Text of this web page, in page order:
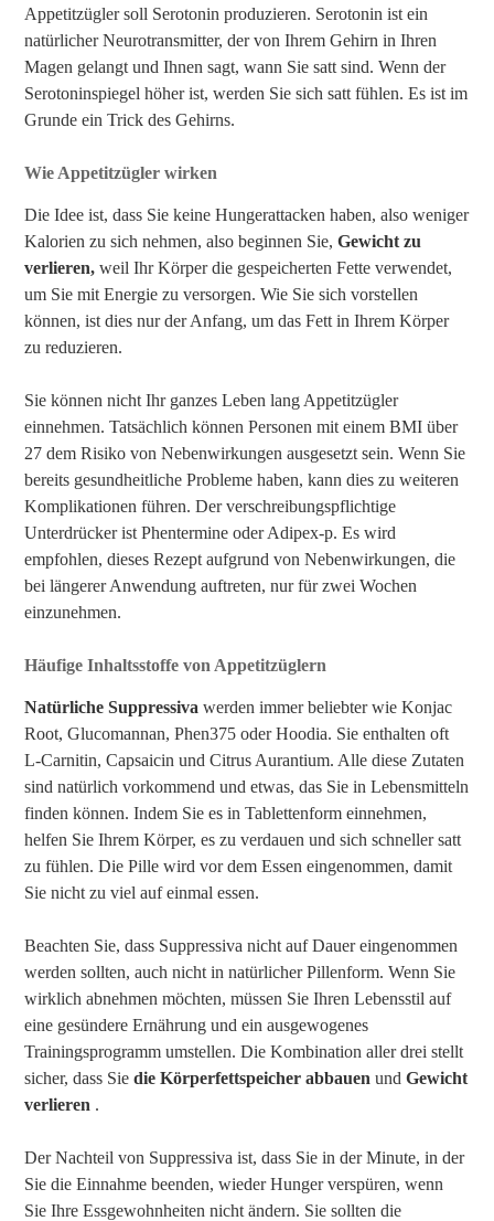
Appetitzügler soll Serotonin produzieren. Serotonin ist ein
natürlicher Neurotransmitter, der von Ihrem Gehirn in Ihren
Magen gelangt und Ihnen sagt, wann Sie satt sind. Wenn der
Serotoninspiegel höher ist, werden Sie sich satt fühlen. Es ist im
Grunde ein Trick des Gehirns.
Wie Appetitzügler wirken
Die Idee ist, dass Sie keine Hungerattacken haben, also weniger
Kalorien zu sich nehmen, also beginnen Sie,Gewicht zu
verlieren, weil Ihr Körper die gespeicherten Fette verwendet,
um Sie mit Energie zu versorgen. Wie Sie sich vorstellen
können, ist dies nur der Anfang, um das Fett in Ihrem Körper
zu reduzieren.
Sie können nicht Ihr ganzes Leben lang Appetitzügler
einnehmen. Tatsächlich können Personen mit einem BMI über
27 dem Risiko von Nebenwirkungen ausgesetzt sein. Wenn Sie
bereits gesundheitliche Probleme haben, kann dies zu weiteren
Komplikationen führen. Der verschreibungspflichtige
Unterdrücker ist Phentermine oder Adipex-p. Es wird
empfohlen, dieses Rezept aufgrund von Nebenwirkungen, die
bei längerer Anwendung auftreten, nur für zwei Wochen
einzunehmen.
Häufige Inhaltsstoffe von Appetitzüglern
Natürliche Suppressiva werden immer beliebter wie Konjac
Root, Glucomannan, Phen375 oder Hoodia. Sie enthalten oft
L-Carnitin, Capsaicin und Citrus Aurantium. Alle diese Zutaten
sind natürlich vorkommend und etwas, das Sie in Lebensmitteln
finden können. Indem Sie es in Tablettenform einnehmen,
helfen Sie Ihrem Körper, es zu verdauen und sich schneller satt
zu fühlen. Die Pille wird vor dem Essen eingenommen, damit
Sie nicht zu viel auf einmal essen.
Beachten Sie, dass Suppressiva nicht auf Dauer eingenommen
werden sollten, auch nicht in natürlicher Pillenform. Wenn Sie
wirklich abnehmen möchten, müssen Sie Ihren Lebensstil auf
eine gesündere Ernährung und ein ausgewogenes
Trainingsprogramm umstellen. Die Kombination aller drei stellt
sicher, dass Siedie Körperfettspeicher abbauen undGewicht
verlieren .
Der Nachteil von Suppressiva ist, dass Sie in der Minute, in der
Sie die Einnahme beenden, wieder Hunger verspüren, wenn
Sie Ihre Essgewohnheiten nicht ändern. Sie sollten die